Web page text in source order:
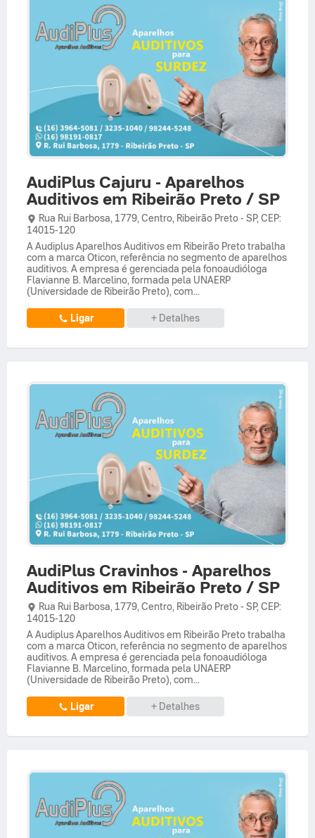
AudiPlus Cajuru - Aparelhos
Auditivos em Ribeirão Preto / SP
Rua Rui Barbosa, 1779, Centro, Ribeirão Preto- SP, CEP:
14015-120
A Audiplus Aparelhos Auditivos em Ribeirão Preto trabalha
com a marca Oticon, referência no segmento de aparelhos
auditivos. A empresa é gerenciada pela fonoaudióloga
Flavianne B. Marcelino, formada pela UNAERP
(Universidade de Ribeirão Preto), com...
Ligar + Detalhes
AudiPlus Cravinhos - Aparelhos
Auditivos em Ribeirão Preto / SP
Rua Rui Barbosa, 1779, Centro, Ribeirão Preto- SP, CEP:
14015-120
A Audiplus Aparelhos Auditivos em Ribeirão Preto trabalha
com a marca Oticon, referência no segmento de aparelhos
auditivos. A empresa é gerenciada pela fonoaudióloga
Flavianne B. Marcelino, formada pela UNAERP
(Universidade de Ribeirão Preto), com...
Ligar + Detalhes